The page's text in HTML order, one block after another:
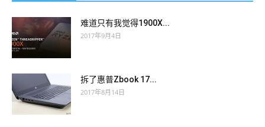
难道只有我觉得1900X...
2017年9月4日
拆了惠普Zbook 17...
2017年8月14日